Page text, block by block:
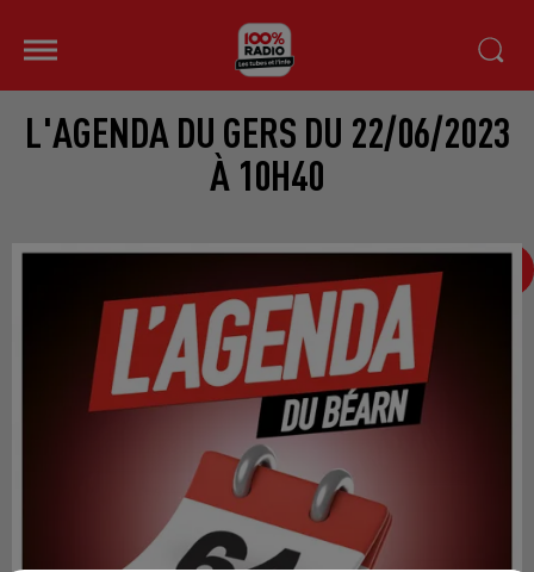
L'AGENDA DU GERS DU 22/06/2023
À 10H40